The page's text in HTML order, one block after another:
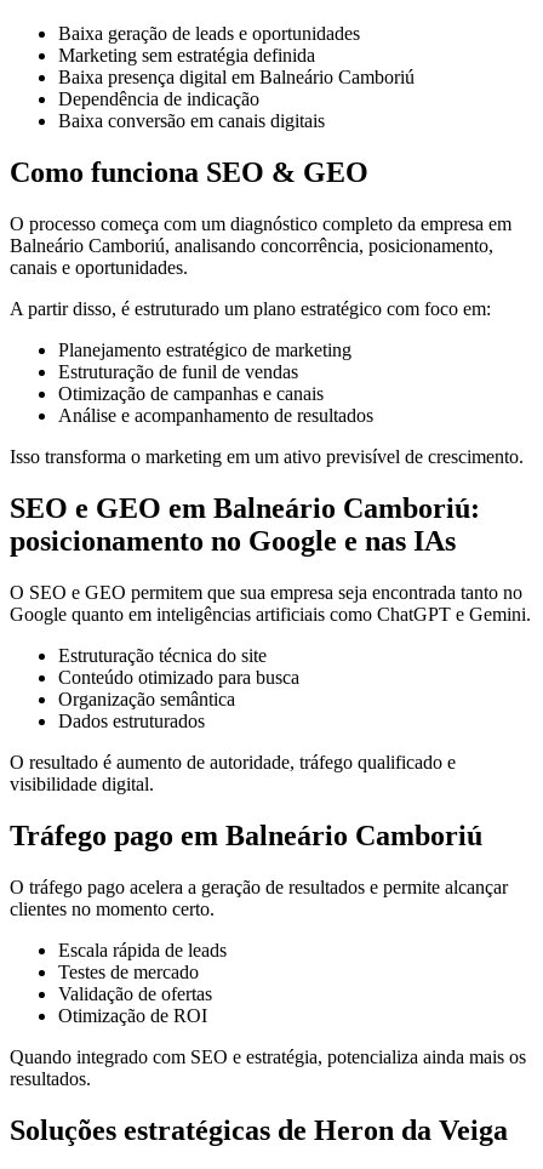
Baixa geração de leads e oportunidades
Marketing sem estratégia definida
Baixa presença digital em Balneário Camboriú
Dependência de indicação
Baixa conversão em canais digitais
Como funciona SEO & GEO
O processo começa com um diagnóstico completo da empresa em
Balneário Camboriú, analisando concorrência, posicionamento,
canais e oportunidades.
A partir disso, é estruturado um plano estratégico com foco em:
Planejamento estratégico de marketing
Estruturação de funil de vendas
Otimização de campanhas e canais
Análise e acompanhamento de resultados
Isso transforma o marketing em um ativo previsível de crescimento.
SEO e GEO em Balneário Camboriú:
posicionamento no Google e nas IAs
O SEO e GEO permitem que sua empresa seja encontrada tanto no
Google quanto em inteligências artificiais como ChatGPT e Gemini.
Estruturação técnica do site
Conteúdo otimizado para busca
Organização semântica
Dados estruturados
O resultado é aumento de autoridade, tráfego qualificado e
visibilidade digital.
Tráfego pago em Balneário Camboriú
O tráfego pago acelera a geração de resultados e permite alcançar
clientes no momento certo.
Escala rápida de leads
Testes de mercado
Validação de ofertas
Otimização de ROI
Quando integrado com SEO e estratégia, potencializa ainda mais os
resultados.
Soluções estratégicas de Heron da Veiga